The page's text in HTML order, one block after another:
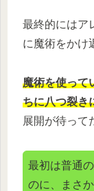
最終的にはア
に魔術をかけ
魔術を使って
ちに八つ裂き
展開が待って
最初は普通
のに、まさ